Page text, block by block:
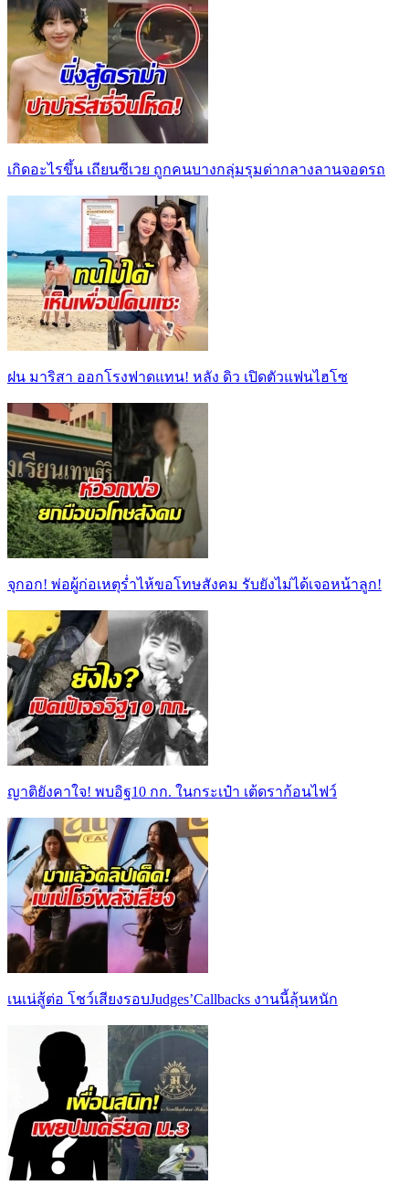
เกิดอะไรขึ้น เถียนซีเวย ถูกคนบางกลุ่มรุมด่ากลางลานจอดรถ
ฝน มาริสา ออกโรงฟาดแทน! หลัง ดิว เปิดตัวแฟนไฮโซ
จุกอก! พ่อผู้ก่อเหตุร่ำไห้ขอโทษสังคม รับยังไม่ได้เจอหน้าลูก!
ญาติยังคาใจ! พบอิฐ10 กก. ในกระเป๋า เต้ดราก้อนไฟว์
เนเน่สู้ต่อ โชว์เสียงรอบJudges’Callbacks งานนี้ลุ้นหนัก